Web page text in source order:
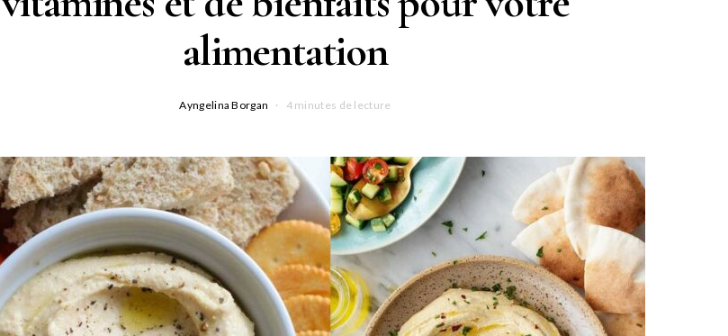
alimentation
Ayngelina Borgan 4 minutes de lecture